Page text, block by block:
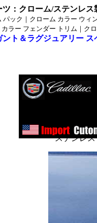
■クライスラー：３０
・３００Ｍ_クローム/
セブリング_クローム
デュランゴ_クローム/
ステンレ
ステンレ
：クローム/ステンレ
ック｜クローム カラー ウ
ラー フェンダー トリム｜ク
ト＆ラグジュアリー